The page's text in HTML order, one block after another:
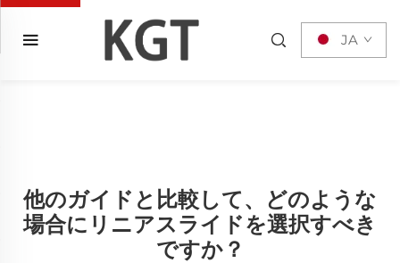
JA
他のガイドと比較して、どのような
場合にリニアスライドを選択すべき
ですか？